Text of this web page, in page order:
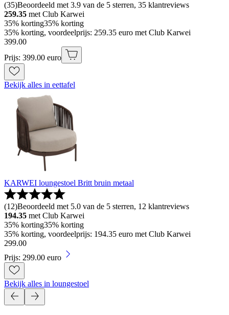
(35)Beoordeeld met 3.9 van de 5 sterren, 35 klantreviews
259.35 met Club Karwei
35% korting35% korting
35% korting, voordeelprijs: 259.35 euro met Club Karwei
399.00
Prijs: 399.00 euro
Bekijk alles in eettafel
KARWEI loungestoel Britt bruin metaal
(12)Beoordeeld met 5.0 van de 5 sterren, 12 klantreviews
194.35 met Club Karwei
35% korting35% korting
35% korting, voordeelprijs: 194.35 euro met Club Karwei
299.00
Prijs: 299.00 euro
Bekijk alles in loungestoel